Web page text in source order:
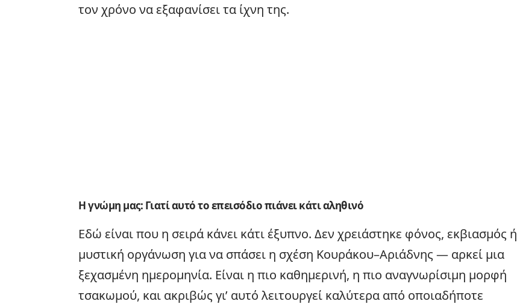
τον χρόνο να εξαφανίσει τα ίχνη της.
Η γνώμη μας: Γιατί αυτό το επεισόδιο πιάνει κάτι αληθινό
Εδώ είναι που η σειρά κάνει κάτι έξυπνο. Δεν χρειάστηκε φόνος, εκβιασμός ή
μυστική οργάνωση για να σπάσει η σχέση Κουράκου–Αριάδνης — αρκεί μια
ξεχασμένη ημερομηνία. Είναι η πιο καθημερινή, η πιο αναγνωρίσιμη μορφή
τσακωμού, και ακριβώς γι’ αυτό λειτουργεί καλύτερα από οποιαδήποτε